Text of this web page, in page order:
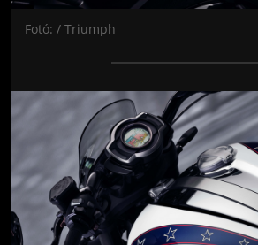
Fotó: / Triumph
Jön még kép!